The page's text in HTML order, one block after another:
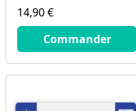
14,90 €
14.9
€Commander